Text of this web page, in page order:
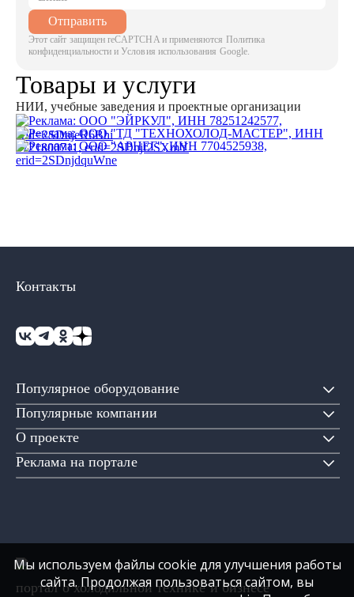
Отправить
Этот сайт защищен reCAPTCHA и применяются Политика
конфиденциальности и Условия использования Google.
Товары и услуги
НИИ, учебные заведения и проектные организации
Популярное оборудование
Популярные компании
О проекте
Реклама на портале
Контакты
портал о холодильной технике и бизнесе
Мы используем файлы cookie для улучшения работы
сайта. Продолжая пользоваться сайтом, вы